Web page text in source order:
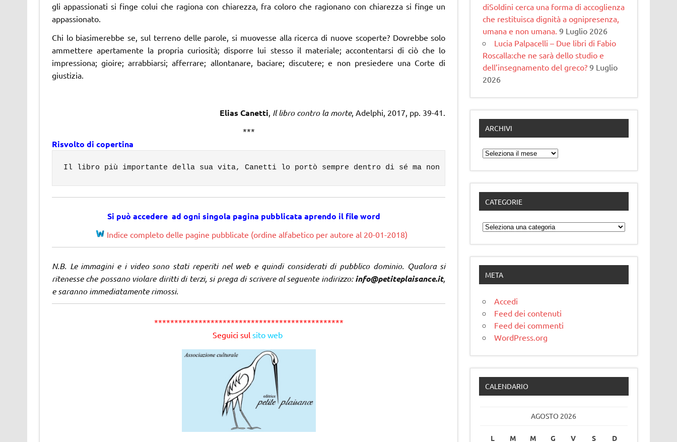
gli appassionati si finge colui che ragiona con chiarezza, fra coloro che ragionano con chiarezza si finge un
appassionato.
Chi lo biasimerebbe se, sul terreno delle parole, si muovesse alla ricerca di nuove scoperte? Dovrebbe solo
ammettere apertamente la propria curiosità; disporre lui stesso il materiale; accontentarsi di ciò che lo
impressiona; gioire; arrabbiarsi; afferrare; allontanare, baciare; discutere; e non presiedere una Corte di
giustizia.
Elias Canetti Il libro contro la morte, Adelphi, 2017, pp. 39-41.
***
Risvolto di copertina
Il libro più importante della sua vita, Canetti lo portò sempre dentro di sé ma non lo compose mai. Per cinquant'anni procrastinò il
Si può accedere ad ogni singola pagina pubblicata aprendo il file word
Indice completo delle pagine pubblicate (ordine alfabetico per autore al 20-01-2018)
N.B. Le immagini e i video sono stati reperiti nel web e quindi considerati di pubblico dominio. Qualora si
ritenesse che possano violare diritti di terzi, si prega di scrivere al seguente indirizzo:info@petiteplaisance.it,
e saranno immediatamente rimossi.
***********************************************
Seguici sulsito web
diSoldini cerca una forma di accoglienza
che restituisca dignità a ognipresenza,
umana e non umana. 9 Luglio 2026
Lucia Palpacelli – Due libri di Fabio
Roscalla:che ne sarà dello studio e
dell’insegnamento del greco? 9 Luglio
2026
ARCHIVI
Archivi
CATEGORIE
Categorie
META
Accedi
Feed dei contenuti
Feed dei commenti
WordPress.org
CALENDARIO
AGOSTO 2026
L M M G V S D